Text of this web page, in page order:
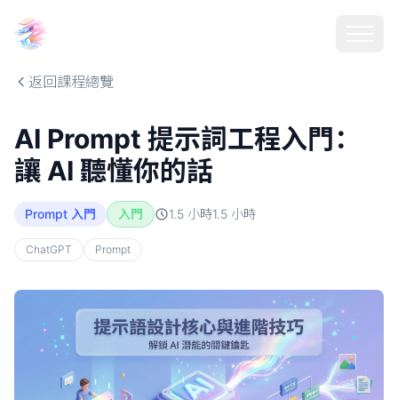
返回課程總覽
AI Prompt 提示詞工程入門：
讓 AI 聽懂你的話
Prompt 入門 入門 1.5 小時1.5 小時
ChatGPT Prompt